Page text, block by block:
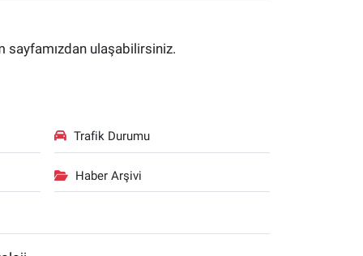
sayfamızdan ulaşabilirsiniz.
Trafik Durumu
Haber Arşivi